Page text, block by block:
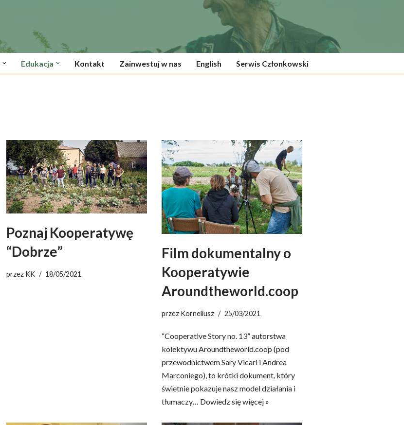
Edukacja Kontakt Zainwestuj w nas English Serwis Członkowski
Poznaj Kooperatywę
“Dobrze”
przez KK 18/05/2021
Film dokumentalny o
Kooperatywie
Aroundtheworld.coop
przez Korneliusz 25/03/2021
“Cooperative Story no. 13” autorstwa
kolektywu Aroundtheworld.coop (pod
przewodnictwem Sary Vicari i Andrea
Marconiego), to krótki dokument, który
świetnie pokazuje nasz model działania i
tłumaczy… Dowiedz się więcej »